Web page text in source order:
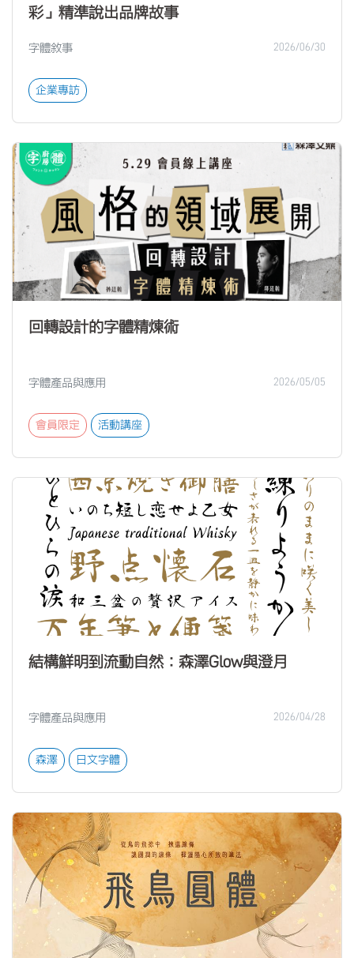
彩」精準說出品牌故事
字體敘事 2026/06/30
企業專訪
回轉設計的字體精煉術
字體產品與應用 2026/05/05
會員限定 活動講座
結構鮮明到流動自然：森澤Glow與澄月
字體產品與應用 2026/04/28
森澤 日文字體